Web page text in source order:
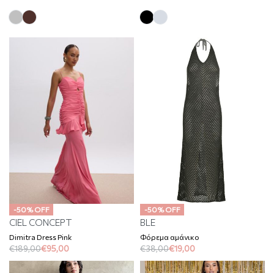
-50% OFF
CIEL CONCEPT
Dimitra Dress Pink
€189,00€95,00
-50% OFF
BLE
Φόρεμα αμάνικο
€38,00€19,00